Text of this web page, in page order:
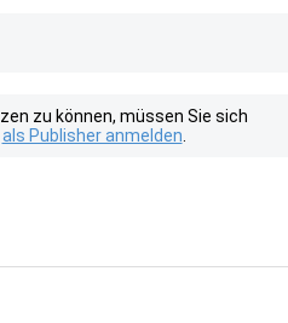
zu können, müssen Sie sich
als Publisher anmelden